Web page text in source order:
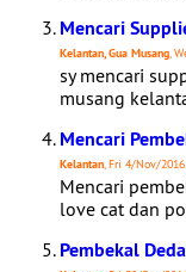
Mencari
Kelantan, Gua Musang,
sy mencari
musang
Mencari
Kelantan, Fri 4/Nov/
Mencari
love cat dan
Pembekal